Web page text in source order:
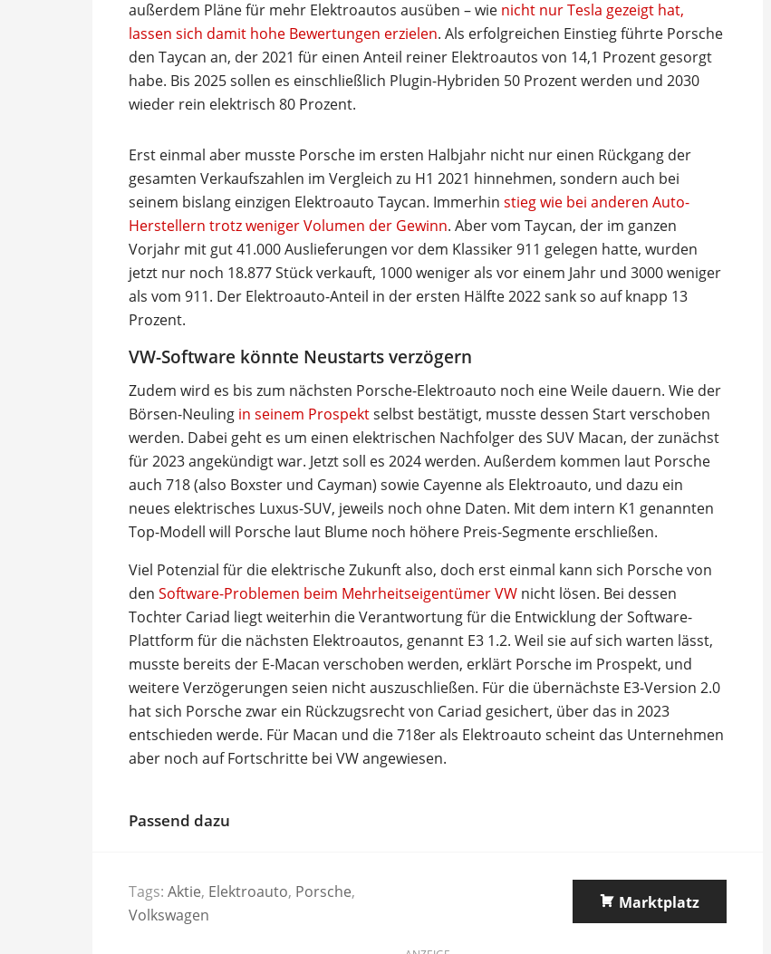
außerdem Pläne für mehr Elektroautos ausüben – wie nicht nur Tesla gezeigt hat,
lassen sich damit hohe Bewertungen erzielen. Als erfolgreichen Einstieg führte Porsche
den Taycan an, der 2021 für einen Anteil reiner Elektroautos von 14,1 Prozent gesorgt
habe. Bis 2025 sollen es einschließlich Plugin-Hybriden 50 Prozent werden und 2030
wieder rein elektrisch 80 Prozent.
Erst einmal aber musste Porsche im ersten Halbjahr nicht nur einen Rückgang der
gesamten Verkaufszahlen im Vergleich zu H1 2021 hinnehmen, sondern auch bei
seinem bislang einzigen Elektroauto Taycan. Immerhin stieg wie bei anderen Auto-
Herstellern trotz weniger Volumen der Gewinn. Aber vom Taycan, der im ganzen
Vorjahr mit gut 41.000 Auslieferungen vor dem Klassiker 911 gelegen hatte, wurden
jetzt nur noch 18.877 Stück verkauft, 1000 weniger als vor einem Jahr und 3000 weniger
als vom 911. Der Elektroauto-Anteil in der ersten Hälfte 2022 sank so auf knapp 13
Prozent.
VW-Software könnte Neustarts verzögern
Zudem wird es bis zum nächsten Porsche-Elektroauto noch eine Weile dauern. Wie der
Börsen-Neuling in seinem Prospektselbst bestätigt, musste dessen Start verschoben
werden. Dabei geht es um einen elektrischen Nachfolger des SUV Macan, der zunächst
für 2023 angekündigt war. Jetzt soll es 2024 werden. Außerdem kommen laut Porsche
auch 718 (also Boxster und Cayman) sowie Cayenne als Elektroauto, und dazu ein
neues elektrisches Luxus-SUV, jeweils noch ohne Daten. Mit dem intern K1 genannten
Top-Modell will Porsche laut Blume noch höhere Preis-Segmente erschließen.
Viel Potenzial für die elektrische Zukunft also, doch erst einmal kann sich Porsche von
den Software-Problemen beim Mehrheitseigentümer VW nicht lösen. Bei dessen
Tochter Cariad liegt weiterhin die Verantwortung für die Entwicklung der Software-
Plattform für die nächsten Elektroautos, genannt E3 1.2. Weil sie auf sich warten lässt,
musste bereits der E-Macan verschoben werden, erklärt Porsche im Prospekt, und
weitere Verzögerungen seien nicht auszuschließen. Für die übernächste E3-Version 2.0
hat sich Porsche zwar ein Rückzugsrecht von Cariad gesichert, über das in 2023
entschieden werde. Für Macan und die 718er als Elektroauto scheint das Unternehmen
aber noch auf Fortschritte bei VW angewiesen.
Passend dazu
Tags: Aktie, Elektroauto, Porsche,
Volkswagen
Marktplatz